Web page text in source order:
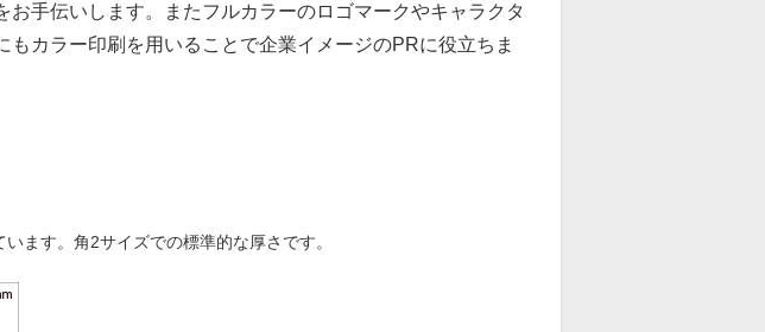
お手伝いします。またフルカラーのロゴマークやキャラクタ
カラー印刷を用いることで企業イメージのPRに役立ちま
ます。角2サイズでの標準的な厚さです。